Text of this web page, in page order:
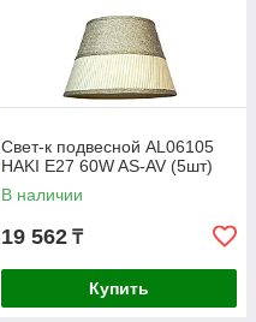
Свет-к подвесной AL06105
HAKI E27 60W AS-AV (5шт)
В наличии
19 562 ₸
Купить